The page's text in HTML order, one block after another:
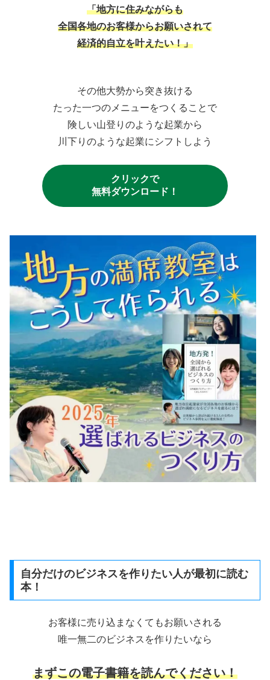
「地方に住みながらも
全国各地のお客様からお願いされて
経済的自立を叶えたい！」
その他大勢から突き抜ける
たった一つのメニューをつくることで
険しい山登りのような起業から
川下りのような起業にシフトしよう
クリックで
無料ダウンロード！
自分だけのビジネスを作りたい人が最初に読む
本！
お客様に売り込まなくてもお願いされる
唯一無二のビジネスを作りたいなら
まずこの電子書籍を読んでください！